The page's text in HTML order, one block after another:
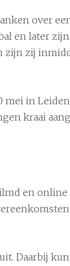
over
en later zijn
zijn zij
mei in
kraai
en online
Daarbij